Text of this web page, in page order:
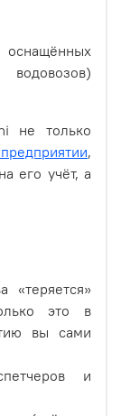
не только
,
его учёт, а
«теряется»
это в
вы сами
и